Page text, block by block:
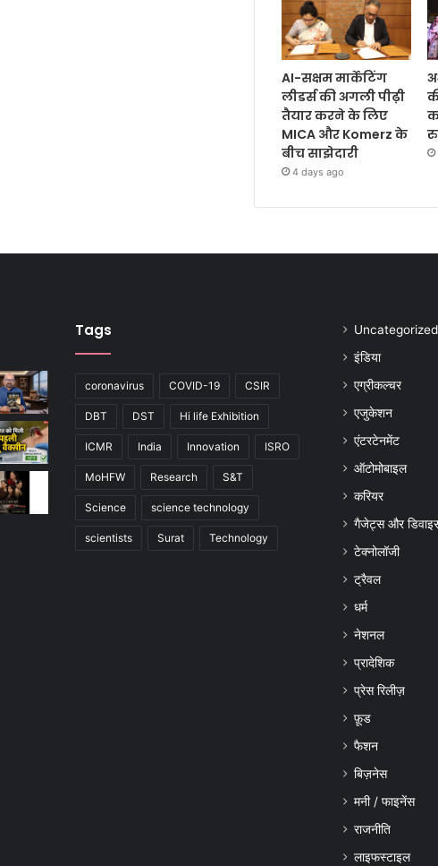
AI-सक्षम मार्केटिंग
लीडर्स की अगली पीढ़ी
तैयार करने के लिए
MICA और Komerz के
बीच साझेदारी
4 days ago
Tags
coronavirus COVID-19 CSIR
DBT DST Hi life Exhibition
ICMR India Innovation ISRO
MoHFW Research S&T
Science science technology
scientists Surat Technology
Uncategorized
इंडिया
एग्रीकल्चर
एजुकेशन
एंटरटेनमेंट
ऑटोमोबाइल
करियर
गैजेट्स और
टेक्नोलॉजी
ट्रैवल
धर्म
नेशनल
प्रादेशिक
प्रेस रिलीज़
फ़ूड
फैशन
बिज़नेस
मनी / फाइनेंस
राजनीति
लाइफस्टाइल